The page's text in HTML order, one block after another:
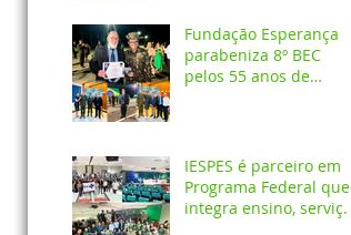
Fundação Esperança
parabeniza 8º BEC
pelos 55 anos de
IESPES é parceiro em
Programa Federal que
integra ensino, serviços